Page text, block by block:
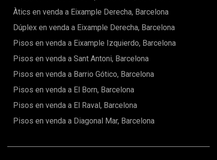
viure-hi com per invertir-hi, és una propietat única amb
encant, funcionalitat i molta llum natural.Contacta amb
nosaltres!El preu de l'immoble no inclou impostos, despeses
hipotecària (si escau).
Àtics en venda a Eixample Derecha, Barcelona
Dúplex en venda a Eixample Derecha, Barcelona
Pisos en venda a Eixample Izquierdo, Barcelona
Pisos en venda a Sant Antoni, Barcelona
Pisos en venda a Barrio Gótico, Barcelona
Pisos en venda a El Born, Barcelona
Pisos en venda a El Raval, Barcelona
Pisos en venda a Diagonal Mar, Barcelona